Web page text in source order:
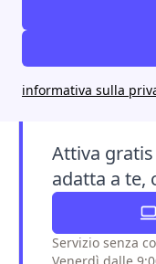
informativa sulla
La modulistica
l'allaccio a
ufficiale.
Attiva
adatta a te,
Servizio senza